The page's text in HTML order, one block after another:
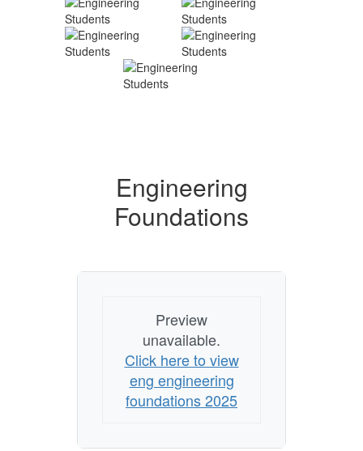
Engineering
Foundations
Preview
unavailable.
Click here to view
eng engineering
foundations 2025